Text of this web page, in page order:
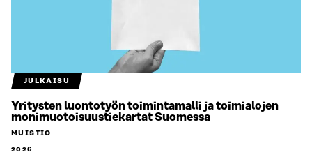
JULKAISU
Yritysten luontotyön toimintamalli ja toimialojen
monimuotoisuustiekartat Suomessa
MUISTIO
2026